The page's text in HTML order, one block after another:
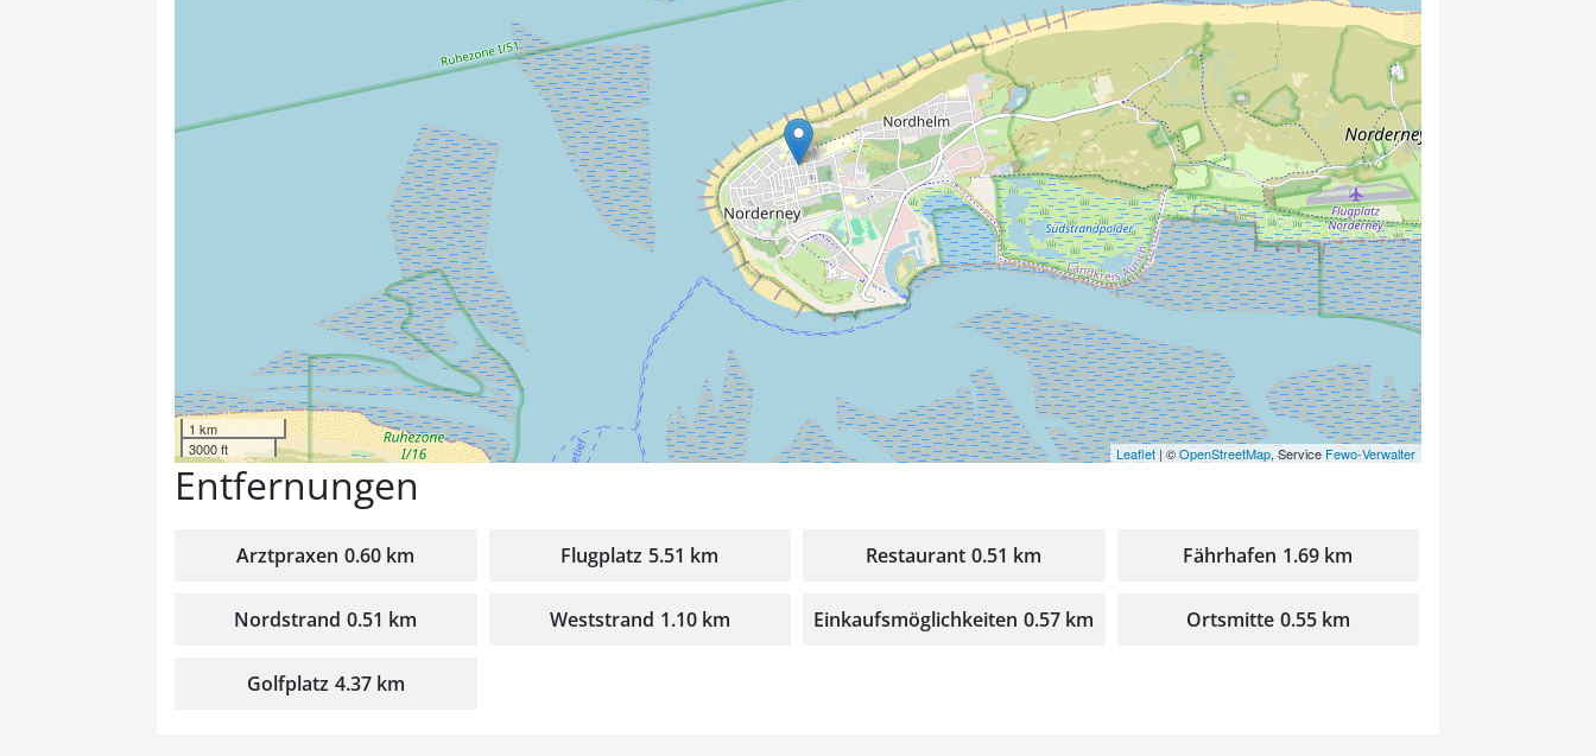
1 km
3000 ft
Leaflet| ©OpenStreetMap, Service Fewo-Verwalter
Entfernungen
Arztpraxen 0.60 km Flugplatz 5.51 km Restaurant 0.51 km Fährhafen 1.69 km
Nordstrand 0.51 km Weststrand 1.10 km Einkaufsmöglichkeiten 0.57 km Ortsmitte 0.55 km
Golfplatz 4.37 km